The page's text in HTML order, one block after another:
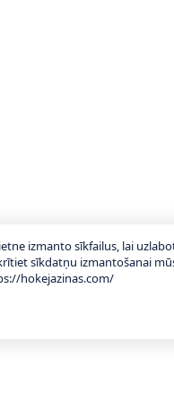
izmanto sīkfailus, lai
sīkdatņu izmantošanai
hokejazinas.com/